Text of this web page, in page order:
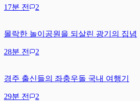
17분 전 2
몰락한 놀이공원을 되살린 광기의 집념
28분 전 2
경주 출신들의 좌충우돌 국내 여행기
29분 전 2